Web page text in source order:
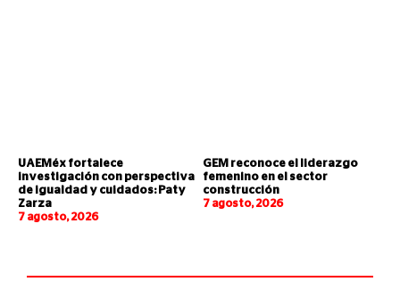
UAEMéx fortalece
investigación con perspectiva
de igualdad y cuidados: Paty
Zarza
7 agosto, 2026
GEM reconoce el liderazgo
femenino en el sector
construcción
7 agosto, 2026